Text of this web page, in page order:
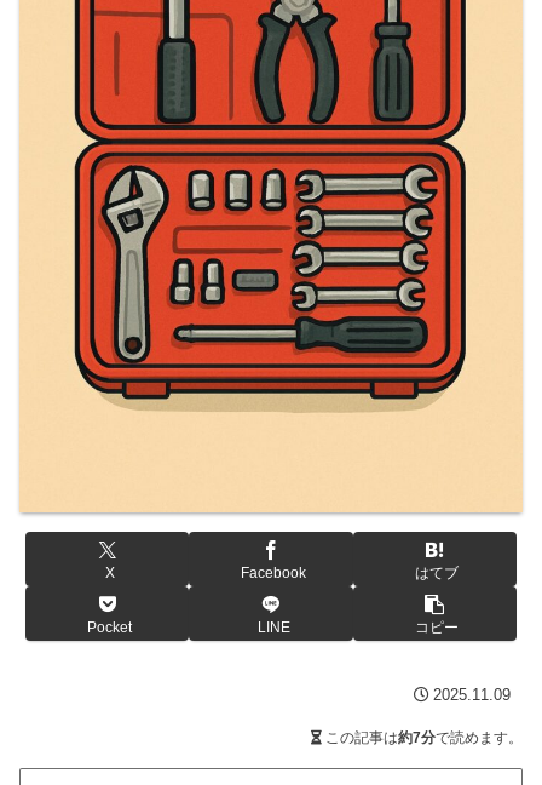
X Facebook はてブ
Pocket LINE コピー
2025.11.09
この記事は約7分で読めます。